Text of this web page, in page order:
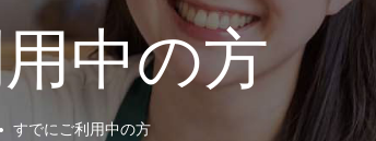
中の方
すでにご利用中の方